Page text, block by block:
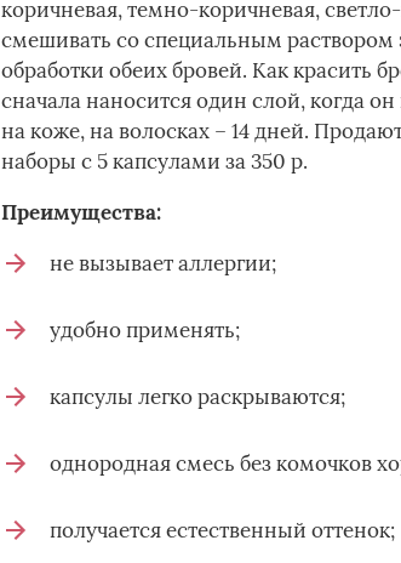
коричневая, темно-коричневая,
смешивать со специальным
обработки обеих бровей. Как красить
сначала наносится один слой, когда
на коже, на волосках – 14 дней.
наборы с 5 капсулами за 350 р.
Преимущества:
не вызывает аллергии;
удобно применять;
капсулы легко раскрываются;
однородная смесь без комочков
получается естественный оттенок;